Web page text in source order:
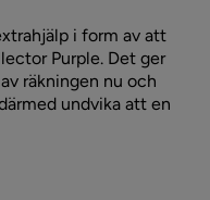
i form av att
Purple. Det ger
räkningen nu och
undvika att en